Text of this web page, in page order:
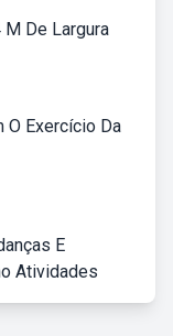
De Largura
O Exercício Da
E
Atividades